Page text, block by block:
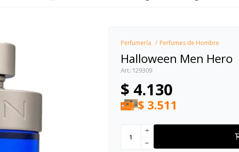
Perfumería Perfumes de Hombre
Halloween Men Hero
129309
$ 4.130
$ 3.511
add
remove